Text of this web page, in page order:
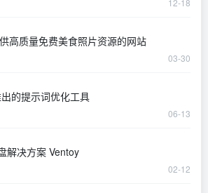
12-18
一个提供高质量免费美食照片资源的网站
03-30
- 字节推出的提示词优化工具
06-13
解决方案 Ventoy
02-12